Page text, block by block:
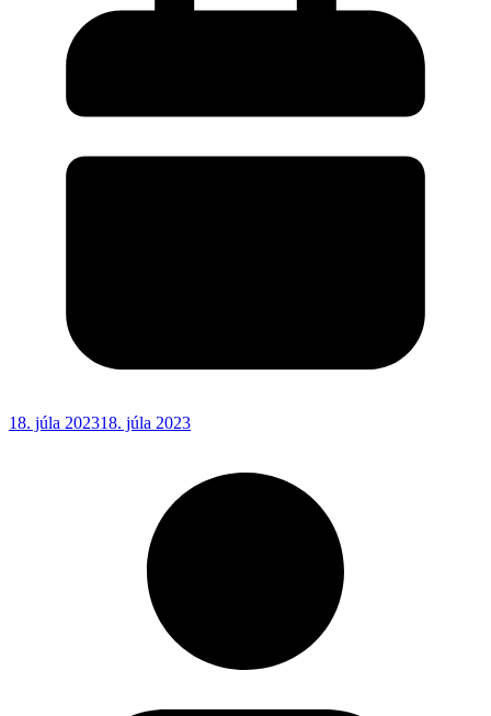
18. júla 202318. júla 2023